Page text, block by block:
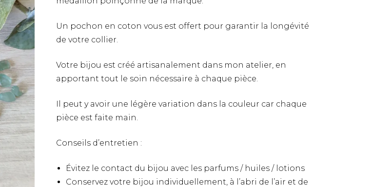
Bagues
Bracelets
Bagues
feuilles
carotte sauvage
Un pochon en coton vous est offert pour garantir la longévité
de votre collier.
Votre bijou est créé artisanalement dans mon atelier, en
apportant tout le soin nécessaire à chaque pièce.
Il peut y avoir une légère variation dans la couleur car chaque
pièce est faite main.
Conseils d’entretien :
Évitez le contact du bijou avec les parfums / huiles / lotions
Conservez votre bijou individuellement, à l’abri de l’air et de